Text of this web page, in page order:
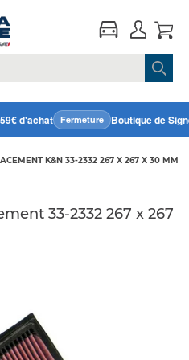
d'achat Fermeture Boutique de
K&N 33-2332 267 X 267 X 30 MM
33-2332 267 x 267